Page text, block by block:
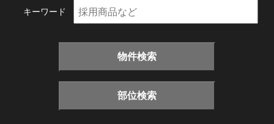
キーワード
物件検索
部位検索